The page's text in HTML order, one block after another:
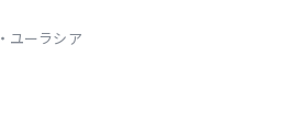
ユーラシア